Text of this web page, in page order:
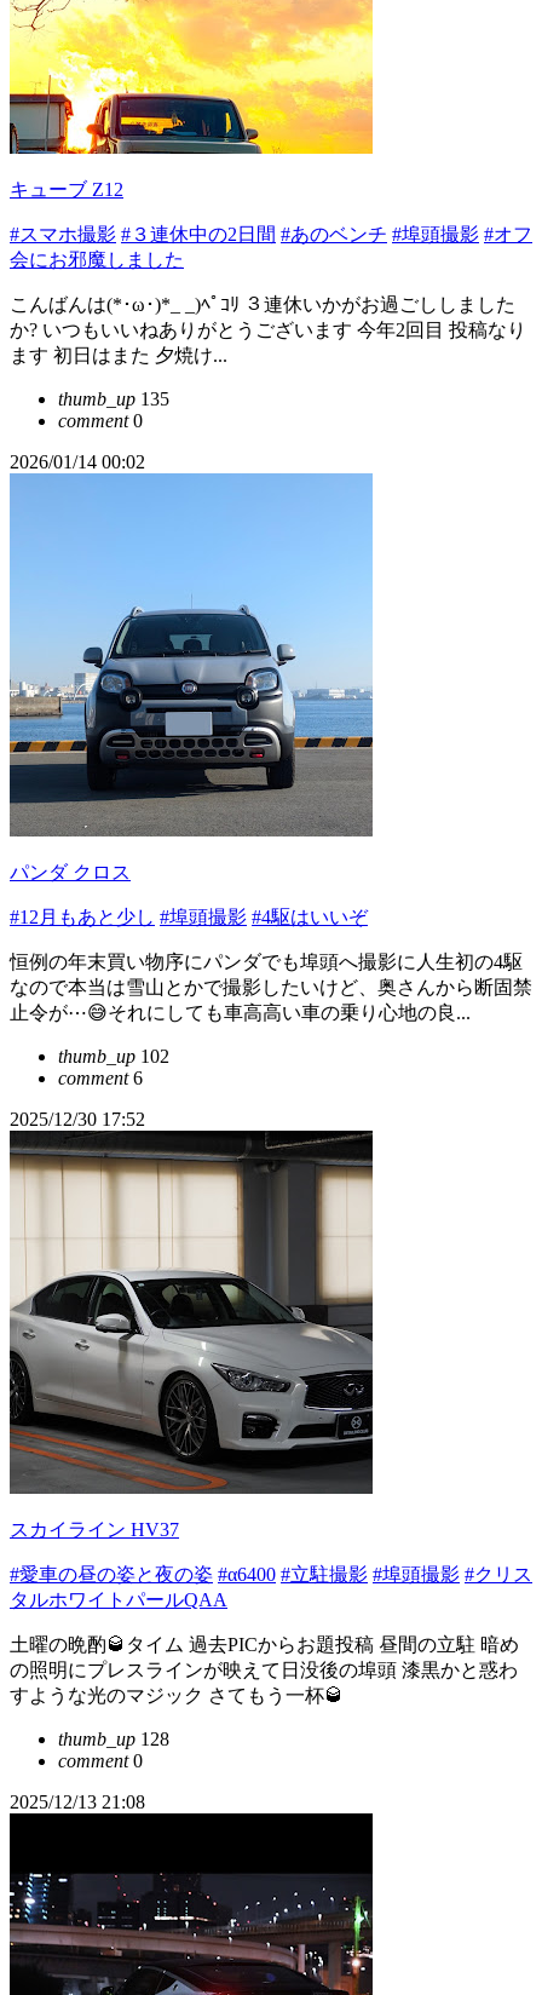
キューブ Z12
#スマホ撮影 #３連休中の2日間 #あのベンチ #埠頭撮影 #オフ
会にお邪魔しました
こんばんは(*･ω･)*_ _)ﾍﾟｺﾘ ３連休いかがお過ごししました
か? いつもいいねありがとうございます 今年2回目 投稿なり
ます 初日はまた 夕焼け...
thumb_up 135
comment0
2026/01/14 00:02
パンダ クロス
#12月もあと少し #埠頭撮影 #4駆はいいぞ
恒例の年末買い物序にパンダでも埠頭へ撮影に人生初の4駆
なので本当は雪山とかで撮影したいけど、奥さんから断固禁
止令が⋯😅それにしても車高高い車の乗り心地の良...
thumb_up 102
comment6
2025/12/30 17:52
スカイライン HV37
#愛車の昼の姿と夜の姿 #α6400 #立駐撮影 #埠頭撮影 #クリス
タルホワイトパールQAA
土曜の晩酌🥃タイム 過去PICからお題投稿 昼間の立駐 暗め
の照明にプレスラインが映えて日没後の埠頭 漆黒かと惑わ
すような光のマジック さてもう一杯🥃
thumb_up 128
comment0
2025/12/13 21:08